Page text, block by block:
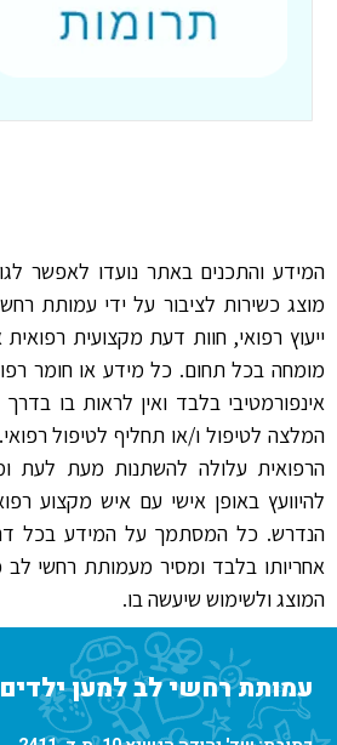
המידע והתכנים באתר נועדו לאפשר
מוצג כשירות לציבור על ידי עמותת
ייעוץ רפואי, חוות דעת מקצועית
מומחה בכל תחום. כל מידע או חומר
אינפורמטיבי בלבד ואין לראות בו בדרך
המלצה לטיפול ו/או תחליף לטיפול
הרפואית עלולה להשתנות מעת לעת
להיוועץ באופן אישי עם איש מקצוע
הנדרש. כל המסתמך על המידע בכל
אחריותו בלבד ומסיר מעמותת רחשי לב
המוצג ולשימוש שיעשה בו.
עמותת רחשי לב למען